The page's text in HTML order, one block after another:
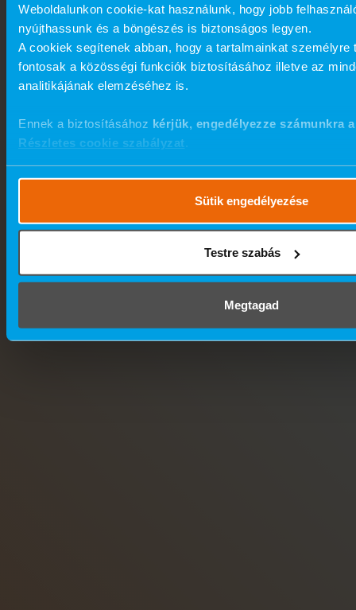
Weboldalunkon cookie-kat használunk, hogy jobb
nyújthassunk és a böngészés is biztonságos legyen.
A cookiek segítenek abban, hogy a tartalmainkat személyre
fontosak a közösségi funkciók biztosításához illetve az
analitikájának elemzéséhez is.
Ennek a biztosításához kérjük, engedélyezze számunkra
Részletes cookie szabályzat.
Sütik engedélyezése
Testre szabás
Megtagad